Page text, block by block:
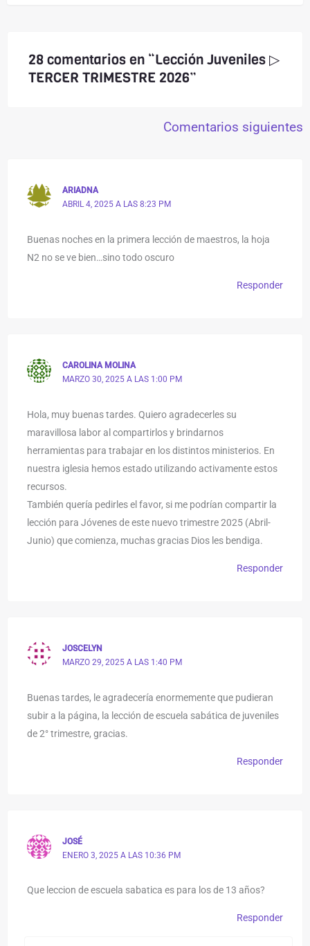
28 comentarios en “Lección Juveniles ▷
TERCER TRIMESTRE 2026”
Comentarios siguientes
ARIADNA
ABRIL 4, 2025 A LAS 8:23 PM
Buenas noches en la primera lección de maestros, la hoja
N2 no se ve bien…sino todo oscuro
Responder
CAROLINA MOLINA
MARZO 30, 2025 A LAS 1:00 PM
Hola, muy buenas tardes. Quiero agradecerles su
maravillosa labor al compartirlos y brindarnos
herramientas para trabajar en los distintos ministerios. En
nuestra iglesia hemos estado utilizando activamente estos
recursos.
También quería pedirles el favor, si me podrían compartir la
lección para Jóvenes de este nuevo trimestre 2025 (Abril-
Junio) que comienza, muchas gracias Dios les bendiga.
Responder
JOSCELYN
MARZO 29, 2025 A LAS 1:40 PM
Buenas tardes, le agradecería enormemente que pudieran
subir a la página, la lección de escuela sabática de juveniles
de 2° trimestre, gracias.
Responder
JOSÉ
ENERO 3, 2025 A LAS 10:36 PM
Que leccion de escuela sabatica es para los de 13 años?
Responder